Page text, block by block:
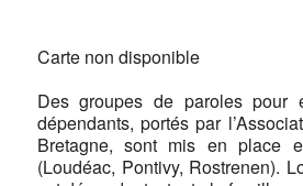
Carte non disponible
Des groupes de paroles pour
dépendants, portés par
Bretagne, sont mis en place
(Loudéac, Pontivy, Rostrenen).